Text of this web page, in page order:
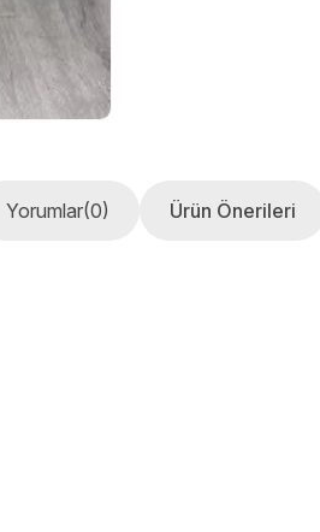
Yorumlar(0) Ürün Önerileri